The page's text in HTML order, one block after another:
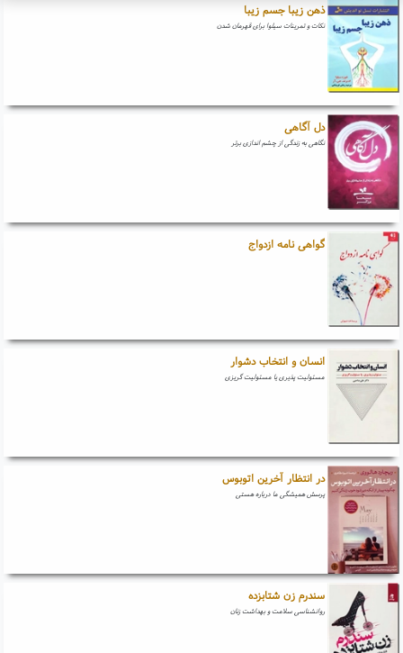
ذهن زیبا جسم زیبا
نکات و تمرینات سیلوا برای قهرمان شدن
دل آگاهی
نگاهی به زندگی از چشم اندازی برتر
گواهی نامه ازدواج
انسان و انتخاب دشوار
مسئولیت پذیری یا مسئولیت گریزی
در انتظار آخرین اتوبوس
پرسش همیشگی ما درباره هستی
سندرم زن شتابزده
روانشناسی سلامت و بهداشت زنان